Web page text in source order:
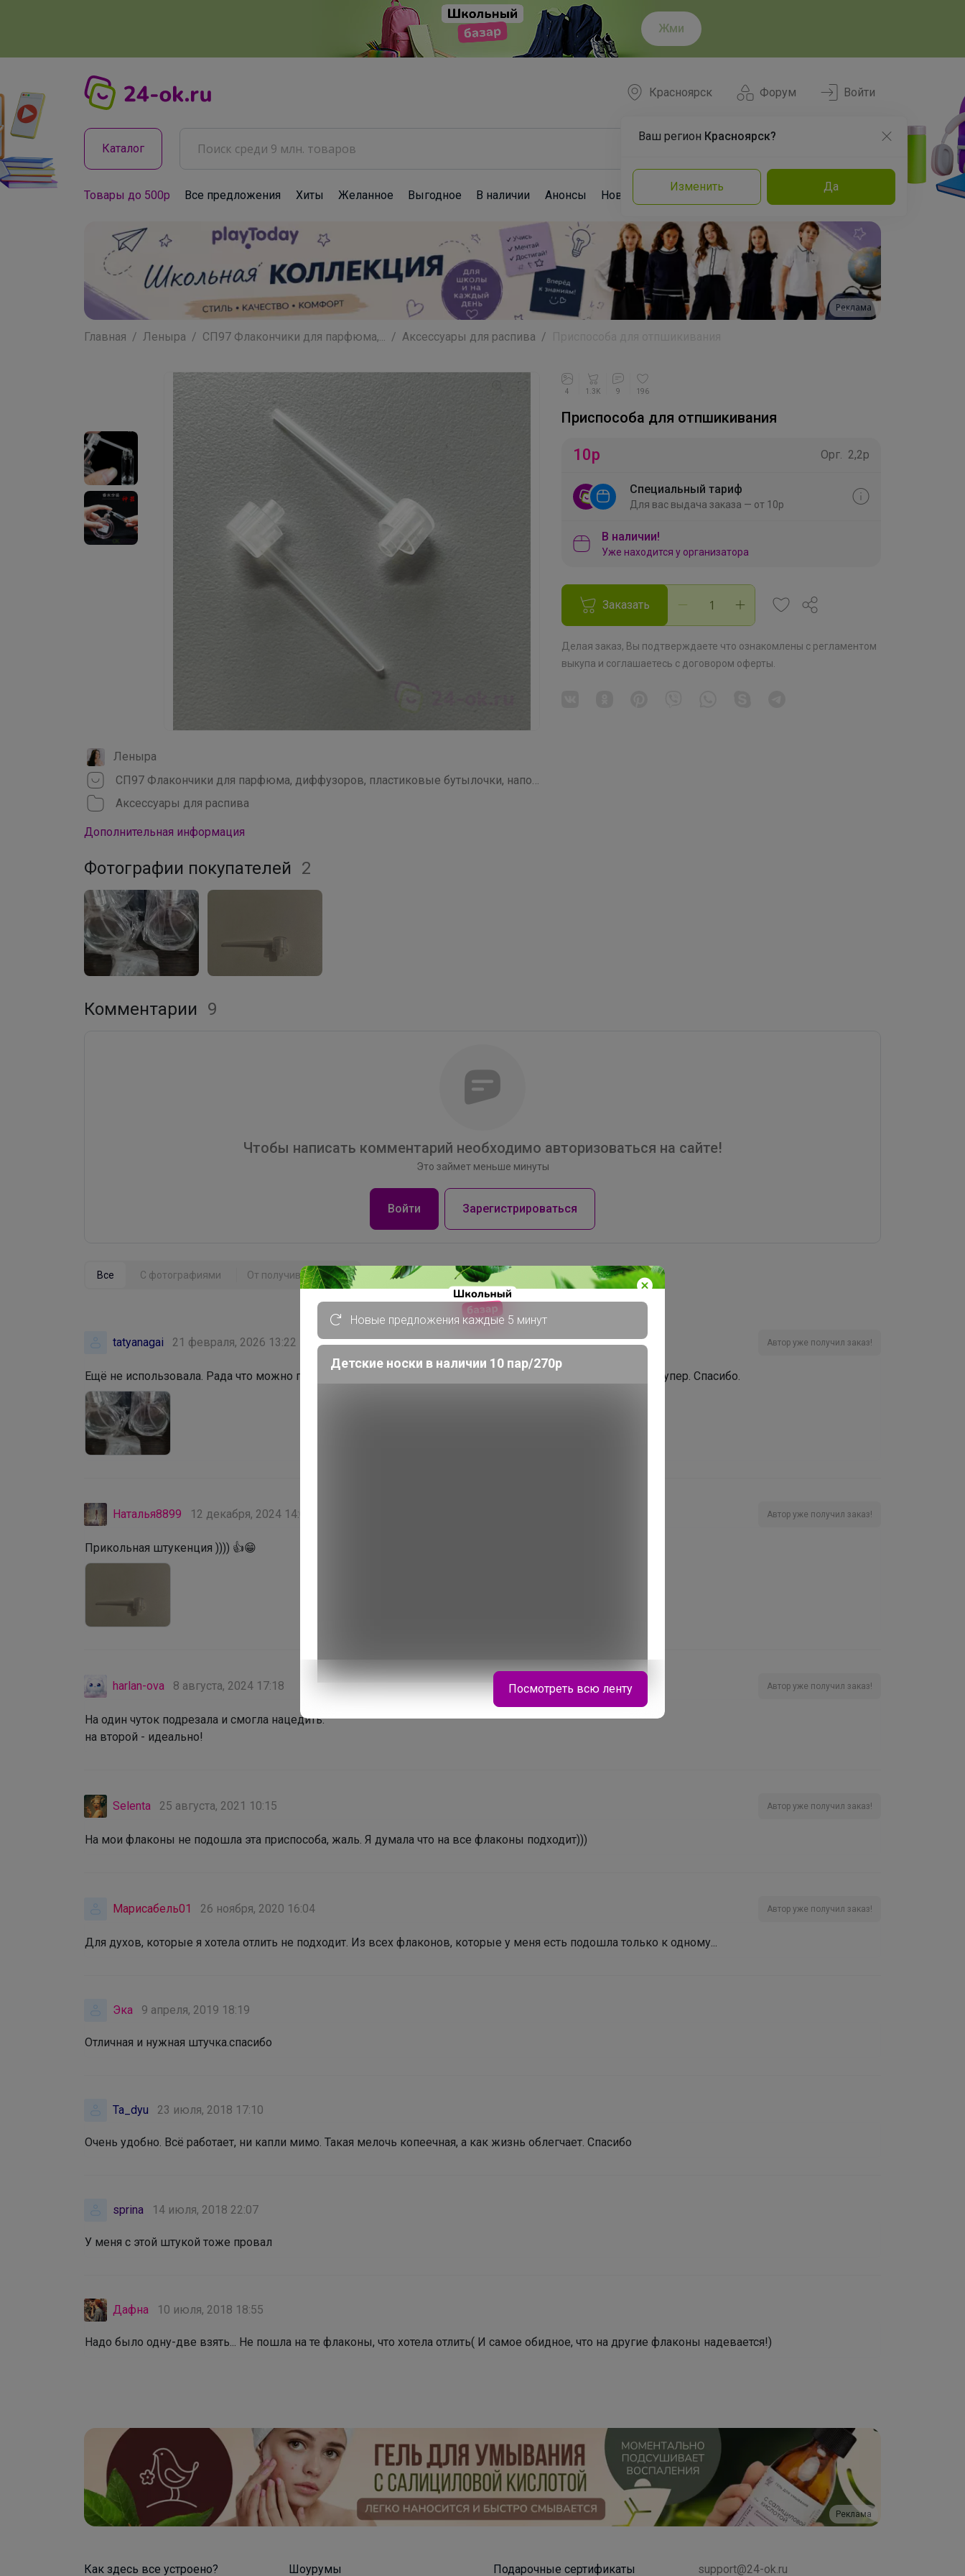
Жми
Форум
Красноярск
Ваш регион Красноярск?
Изменить Да
Войти
Каталог
Товары до 500р Все предложения Хиты Желанное Выгодное В наличии Анонсы Новости Команда Эксперты
Реклама
Главная Леныра СП97 Флакончики для парфюма,... Аксессуары для распива
Леныра
СП97 Флакончики для парфюма, диффузоров, пластиковые бутылочки, наполнители для диффузоров
Аксессуары для распива
Дополнительная информация
4 1.3K 9 196
Приспособа для отпшикивания
10р Орг. 2,2р
Специальный тариф
Для вас выдача заказа — от 10р
В наличии!
Уже находится у организатора
Заказать
Делая заказ, Вы подтверждаете что ознакомлены с регламентом
выкупа и соглашаетесь с договором оферты
Фотографии покупателей 2
Комментарии 9
Чтобы написать комментарий необходимо авторизоваться на сайте!
Это займет меньше минуты
Войти Зарегистрироваться
Все С фотографиями От получивших заказ
tatyanagai 21 февраля, 2026 13:22 Автор уже получил заказ!
Ещё не использовала. Рада что можно приобрести за небольшие деньги. Пришли быстро. Упаковано все супер. Спасибо.
Наталья8899 12 декабря, 2024 14:00 Автор уже получил заказ!
Прикольная штукенция )))) 👍😁
harlan-ova 8 августа, 2024 17:18 Автор уже получил заказ!
На один чуток подрезала и смогла нацедить.
‌на второй - идеально!
Selenta 25 августа, 2021 10:15 Автор уже получил заказ!
На мои флаконы не подошла эта приспособа, жаль. Я думала что на все флаконы подходит)))
Марисабель01 26 ноября, 2020 16:04 Автор уже получил заказ!
Для духов, которые я хотела отлить не подходит. Из всех флаконов, которые у меня есть подошла только к одному...
Эка 9 апреля, 2019 18:19
Отличная и нужная штучка.спасибо
Ta_dyu 23 июля, 2018 17:10
Очень удобно. Всё работает, ни капли мимо. Такая мелочь копеечная, а как жизнь облегчает. Спасибо
sprina 14 июля, 2018 22:07
У меня с этой штукой тоже провал
Дафна 10 июля, 2018 18:55
Надо было одну-две взять... Не пошла на те флаконы, что хотела отлить( И самое обидное, что на другие флаконы надевается!)
Реклама
Как здесь все устроено? Шоурумы Подарочные сертификаты support@24-ok.ru
Новые предложения каждые 5 минут
Детские носки в наличии 10 пар/270р
Эмилия!
Стильные кроссовки на физкультуру 790р
Посмотреть всю ленту